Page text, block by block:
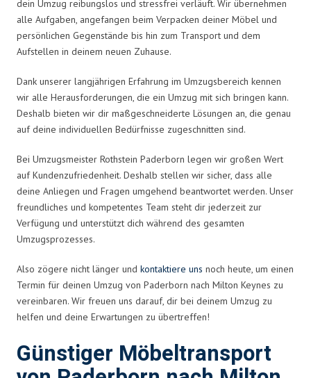
dein Umzug reibungslos und stressfrei verläuft. Wir übernehmen
alle Aufgaben, angefangen beim Verpacken deiner Möbel und
persönlichen Gegenstände bis hin zum Transport und dem
Aufstellen in deinem neuen Zuhause.
Dank unserer langjährigen Erfahrung im Umzugsbereich kennen
wir alle Herausforderungen, die ein Umzug mit sich bringen kann.
Deshalb bieten wir dir maßgeschneiderte Lösungen an, die genau
auf deine individuellen Bedürfnisse zugeschnitten sind.
Bei Umzugsmeister Rothstein Paderborn legen wir großen Wert
auf Kundenzufriedenheit. Deshalb stellen wir sicher, dass alle
deine Anliegen und Fragen umgehend beantwortet werden. Unser
freundliches und kompetentes Team steht dir jederzeit zur
Verfügung und unterstützt dich während des gesamten
Umzugsprozesses.
Also zögere nicht länger und kontaktiere uns noch heute, um einen
Termin für deinen Umzug von Paderborn nach Milton Keynes zu
vereinbaren. Wir freuen uns darauf, dir bei deinem Umzug zu
helfen und deine Erwartungen zu übertreffen!
Günstiger Möbeltransport